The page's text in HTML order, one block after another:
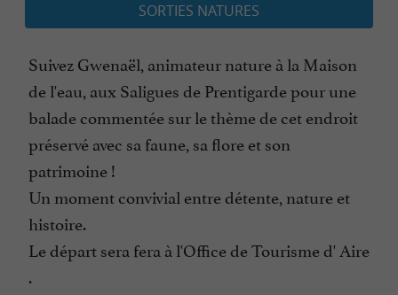
SORTIES NATURES
Suivez Gwenaël, animateur nature à la Maison
de l'eau, aux Saligues de Prentigarde pour une
balade commentée sur le thème de cet endroit
préservé avec sa faune, sa flore et son
patrimoine !
Un moment convivial entre détente, nature et
histoire.
Le départ sera fera à l'Office de Tourisme d' Aire
.